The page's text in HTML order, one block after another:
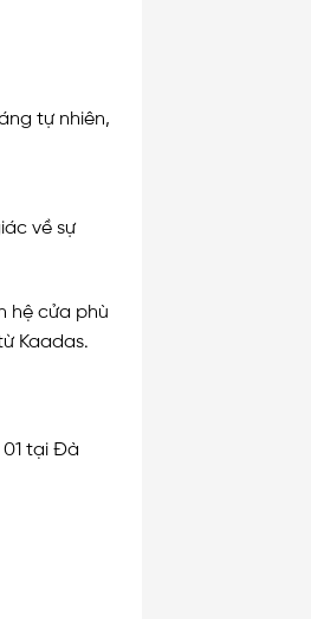
tự nhiên,
về sự
hệ cửa phù
Kaadas.
01 tại Đà